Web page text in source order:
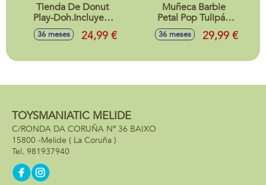
Tienda De Donut
Play-Doh.Incluye 5
Botes.
36 meses 24,99 €
Muñeca Barbie
Petal Pop Tulipán
Rosa 32x12x12 cm
36 meses 29,99 €
TOYSMANIATIC MELIDE
C/RONDA DA CORUÑA Nº 36 BAIXO
15800 -Melide ( La Coruña )
981937940